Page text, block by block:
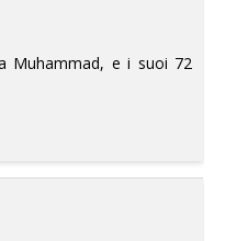
Muhammad, e i suoi 72